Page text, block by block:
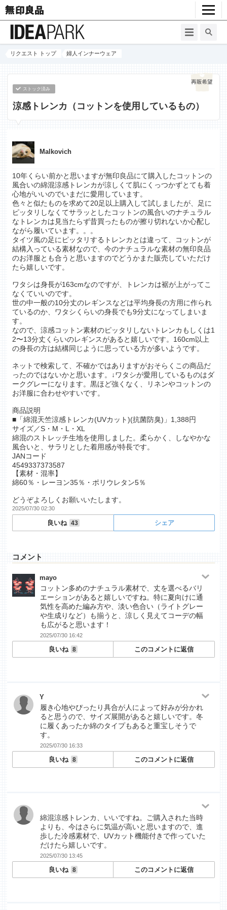
リクエスト トップ 婦人インナーウェア
ストック済み
涼感トレンカ（コットンを使用しているもの）
Malkovich
10年くらい前かと思いますが無印良品にて購入したコットンの
風合いの綿混涼感トレンカが涼しくて肌にくっつかずとても着
心地がいいのでいまだに愛用しています。
色々と似たものを求めて20足以上購入して試しましたが、足に
ピッタリしなくてサラッとしたコットンの風合いのナチュラル
なトレンカは見当たらず昔買ったものが擦り切れないか心配し
ながら履いています。。。
タイツ風の足にピッタリするトレンカとは違って、コットンが
結構入っている素材なので、今のナチュラルな素材の無印良品
のお洋服とも合うと思いますのでどうかまた販売していただけ
たら嬉しいです。
ワタシは身長が163cmなのですが、トレンカは裾が上がってこ
なくていいのです。
世の中一般の10分丈のレギンスなどは平均身長の方用に作られ
ているのか、ワタシくらいの身長でも9分丈になってしまいま
す。
なので、涼感コットン素材のピッタリしないトレンカもしくは1
2〜13分丈くらいのレギンスがあると嬉しいです。160cm以上
の身長の方は結構同じように思っている方が多いようです。
ネットで検索して、不確かではありますがおそらくこの商品だ
ったのではないかと思います。↓ワタシが愛用しているものはダ
ークグレーになります。黒ほど強くなく、リネンやコットンの
お洋服に合わせやすいです。
商品説明
■「綿混天竺涼感トレンカ(UVカット)(抗菌防臭)」1,388円
サイズ／S・M・L・XL
綿混のストレッチ生地を使用しました。柔らかく、しなやかな
風合いと、サラリとした着用感が特長です。
JANコード
4549337373587
【素材・混率】
綿60％・レーヨン35％・ポリウレタン5％
どうぞよろしくお願いいたします。
2025/07/30 02:30
良いね 43 シェア
コメント
mayo
コットン多めのナチュラル素材で、丈を選べるバリ
エーションがあると嬉しいですね。特に夏向けに通
気性を高めた編み方や、淡い色合い（ライトグレー
や生成りなど）も揃うと、涼しく見えてコーデの幅
も広がると思います！
2025/07/30 16:42
良いね 8 このコメントに返信
Y
履き心地やぴったり具合が人によって好みが分かれ
ると思うので、サイズ展開があると嬉しいです。冬
に履くあったか綿のタイプもあると重宝しそうで
す。
2025/07/30 16:33
良いね 8 このコメントに返信
綿混涼感トレンカ、いいですね。ご購入された当時
よりも、今はさらに気温が高いと思いますので、進
歩した冷感素材で、UVカット機能付きで作っていた
だけたら嬉しいです。
2025/07/30 13:45
良いね 8 このコメントに返信